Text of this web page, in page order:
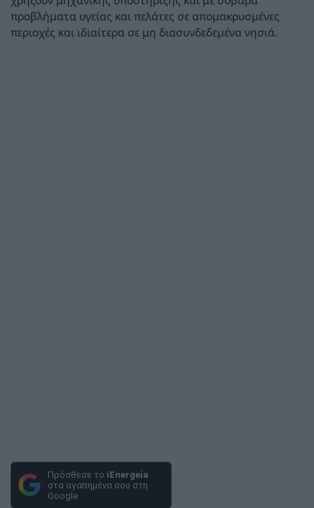
προβλήματα υγείας και πελάτες σε απομακρυσμένες
περιοχές και ιδιαίτερα σε μη διασυνδεδεμένα νησιά.
Πρόσθεσε το iEnergeia
στα αγαπημένα σου στη
Google